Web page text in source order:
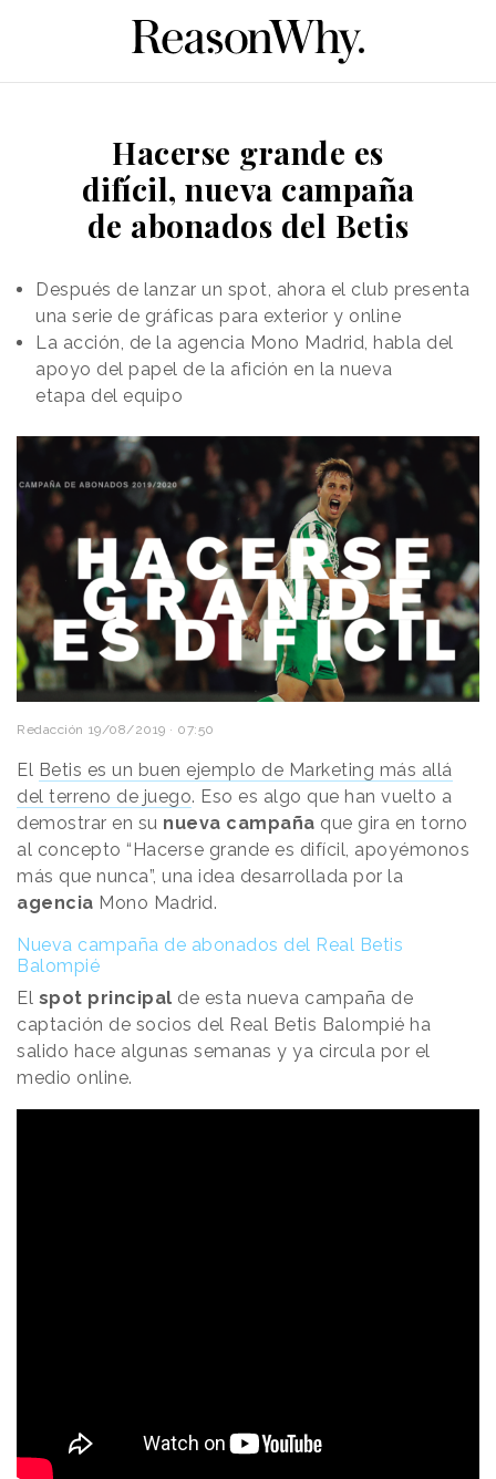
Hacerse grande es
difícil, nueva campaña
de abonados del Betis
Después de lanzar un spot, ahora el club presenta
una serie de gráficas para exterior y online
La acción, de la agencia Mono Madrid, habla del
apoyo del papel de la afición en la nueva
etapa del equipo
Redacción 19/08/2019 · 07:50
El Betis es un buen ejemplo de Marketing más allá
del terreno de juego. Eso es algo que han vuelto a
demostrar en su nueva campaña que gira en torno
al concepto “Hacerse grande es difícil, apoyémonos
más que nunca”, una idea desarrollada por la
agencia Mono Madrid.
Nueva campaña de abonados del Real Betis
Balompié
El spot principal de esta nueva campaña de
captación de socios del Real Betis Balompié ha
salido hace algunas semanas y ya circula por el
medio online.